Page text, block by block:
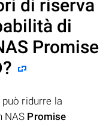
di riserva
di
Promise
?
ridurre la
NAS Promise